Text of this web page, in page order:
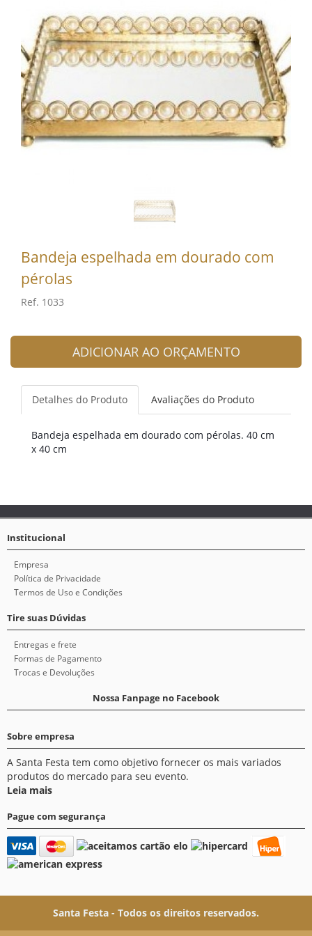
Bandeja espelhada em dourado com
pérolas
Ref. 1033
ADICIONAR AO ORÇAMENTO
Detalhes do Produto Avaliações do Produto
Bandeja espelhada em dourado com pérolas. 40 cm
x 40 cm
Institucional
Empresa
Política de Privacidade
Termos de Uso e Condições
Tire suas Dúvidas
Entregas e frete
Formas de Pagamento
Trocas e Devoluções
Nossa Fanpage no Facebook
Sobre empresa
A Santa Festa tem como objetivo fornecer os mais variados
produtos do mercado para seu evento.
Leia mais
Pague com segurança
Santa Festa - Todos os direitos reservados.